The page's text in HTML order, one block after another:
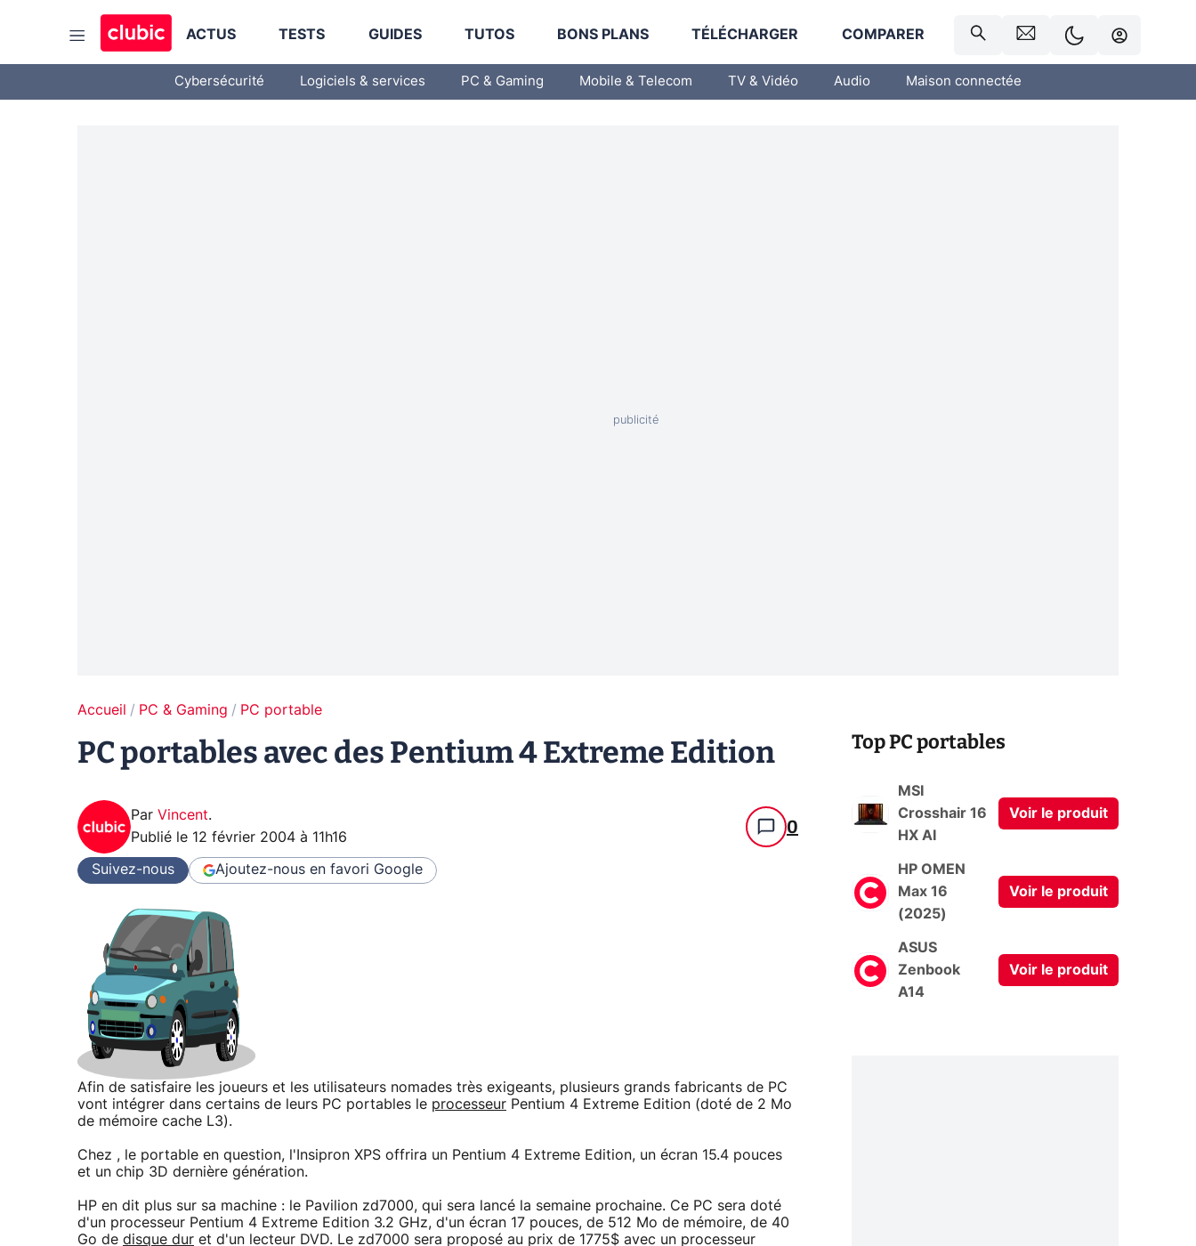
ACTUS TESTS GUIDES TUTOS BONS PLANS TÉLÉCHARGER COMPARER
Cybersécurité Logiciels & services PC & Gaming Mobile & Telecom TV & Vidéo Audio Maison connectée
Accueil PC & Gaming PC portable
PC portables avec des Pentium 4 Extreme Edition
Par Vincent.
Publié le 12 février 2004 à 11h16 0
Suivez-nous Ajoutez-nous en favori Google
Afin de satisfaire les joueurs et les utilisateurs nomades très exigeants, plusieurs grands fabricants de PC
vont intégrer dans certains de leurs PC portables le processeur Pentium 4 Extreme Edition (doté de 2 Mo
de mémoire cache L3).
Chez , le portable en question, l'Insipron XPS offrira un Pentium 4 Extreme Edition, un écran 15.4 pouces
et un chip 3D dernière génération.
HP en dit plus sur sa machine : le Pavilion zd7000, qui sera lancé la semaine prochaine. Ce PC sera doté
d'un processeur Pentium 4 Extreme Edition 3.2 GHz, d'un écran 17 pouces, de 512 Mo de mémoire, de 40
Go de disque dur et d'un lecteur DVD. Le zd7000 sera proposé au prix de 1775$ avec un processeur
Top PC portables
MSI
Crosshair 16
HX AI
Voir le produit
HP OMEN
Max 16
(2025)
Voir le produit
ASUS
Zenbook
A14
Voir le produit